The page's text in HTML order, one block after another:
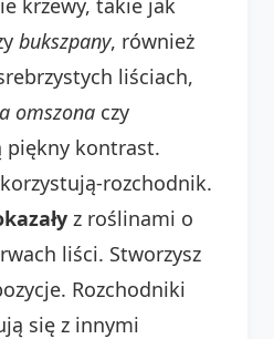
bukszpany, również
liściach,
omszona czy
piękny kontrast.
rozchodnik.
z roślinami o
liści. Stworzysz
Rozchodniki
się z innymi